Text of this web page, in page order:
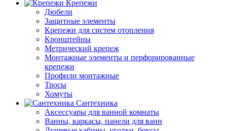
Крепежи
Дюбели
Защитные элементы
Крепежи для систем отопления
Кронштейны
Метрический крепеж
Монтажные элементы и перфорированные
крепежи
Профили монтажные
Тросы
Хомуты
Сантехника
Аксессуары для ванной комнаты
Ванны, каркасы, панели для ванн